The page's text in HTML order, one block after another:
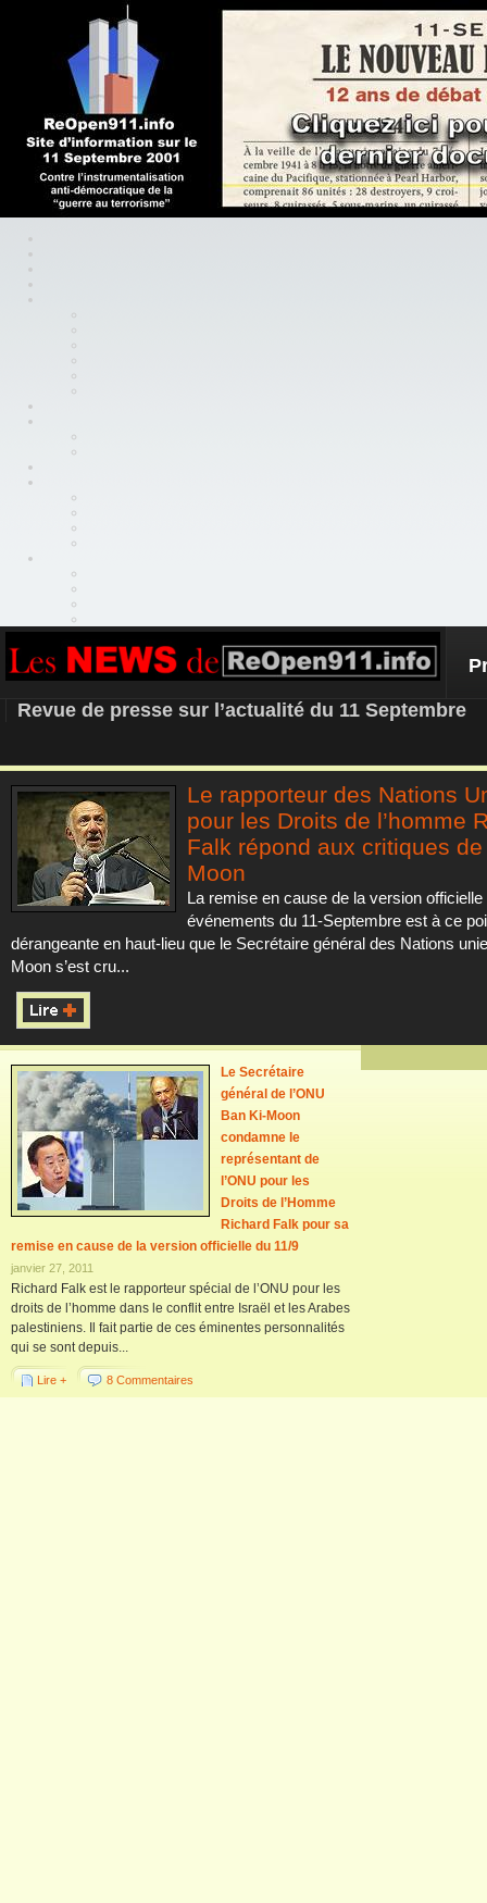
REOPEN911 – NEWS
Revue de presse sur l’actualité du 11 Septembre
Le rapporteur des Nations
pour les Droits de l’homme
Falk répond aux critiques
Moon
La remise en cause de la version officielle
événements du 11-Septembre est à ce
dérangeante en haut-lieu que le Secrétaire général des Nations
Moon s’est cru...
Le Secrétaire
général de l’ONU
Ban Ki-Moon
condamne le
représentant de
l’ONU pour les
Droits de l’Homme
Richard Falk pour sa
remise en cause de la version officielle du 11/9
janvier 27, 2011
Richard Falk est le rapporteur spécial de l’ONU pour les
droits de l’homme dans le conflit entre Israël et les Arabes
palestiniens. Il fait partie de ces éminentes personnalités
qui se sont depuis...
Lire + 8 Commentaires